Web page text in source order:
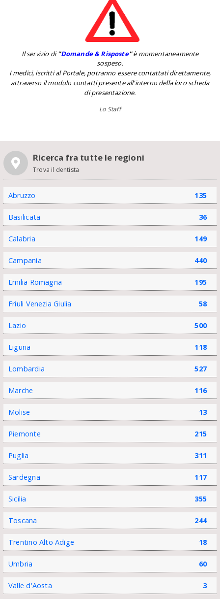
Il servizio di''Domande & Risposte''è momentaneamente
sospeso.
I medici, iscritti al Portale, potranno essere contattati direttamente,
attraverso il modulo contatti presente all'interno della loro scheda
di presentazione.
Lo Staff
Ricerca fra tutte le regioni
Trova il dentista
Abruzzo 135
Basilicata 36
Calabria 149
Campania 440
Emilia Romagna 195
Friuli Venezia Giulia 58
Lazio 500
Liguria 118
Lombardia 527
Marche 116
Molise 13
Piemonte 215
Puglia 311
Sardegna 117
Sicilia 355
Toscana 244
Trentino Alto Adige 18
Umbria 60
Valle d'Aosta 3